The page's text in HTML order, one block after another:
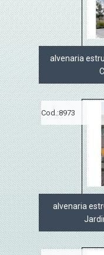
alvenaria
Cod.:8973
alvenaria